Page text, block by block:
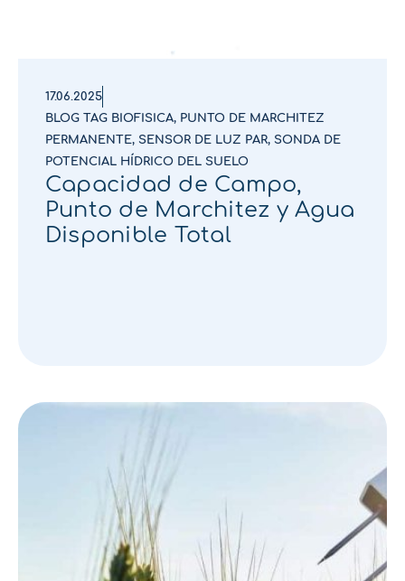
17.06.2025
BLOG TAG BIOFISICA, PUNTO DE MARCHITEZ
PERMANENTE, SENSOR DE LUZ PAR, SONDA DE
POTENCIAL HÍDRICO DEL SUELO
Capacidad de Campo,
Punto de Marchitez y Agua
Disponible Total